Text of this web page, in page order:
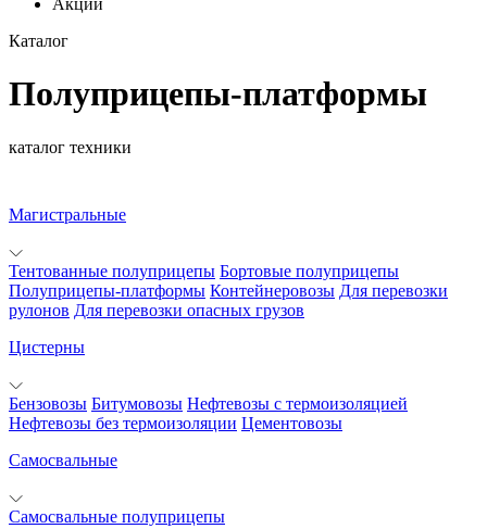
Акции
Каталог
Полуприцепы-платформы
каталог техники
Магистральные
Тентованные полуприцепы Бортовые полуприцепы
Полуприцепы-платформы Контейнеровозы Для перевозки
рулонов Для перевозки опасных грузов
Цистерны
Бензовозы Битумовозы Нефтевозы с термоизоляцией
Нефтевозы без термоизоляции Цементовозы
Самосвальные
Самосвальные полуприцепы